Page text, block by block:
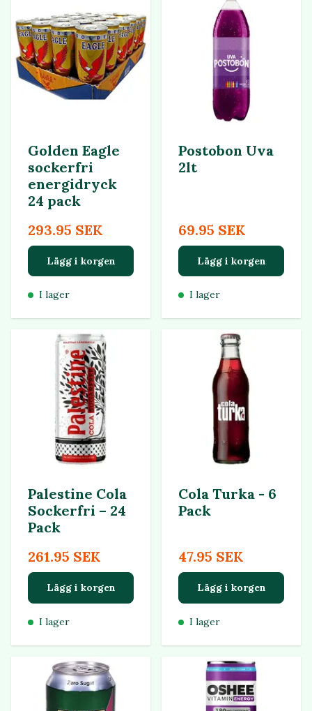
Golden Eagle
sockerfri
energidryck
24 pack
293.95 SEK
Lägg i korgen
I lager
Postobon Uva
2lt
69.95 SEK
Lägg i korgen
I lager
Palestine Cola
Sockerfri – 24
Pack
261.95 SEK
Lägg i korgen
I lager
Cola Turka - 6
Pack
47.95 SEK
Lägg i korgen
I lager